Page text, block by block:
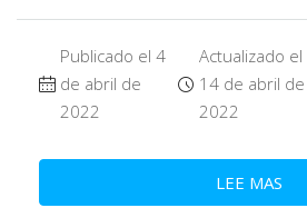
Publicado el 4
de abril de
2022
Actualizado el
14 de abril de
2022
LEE MAS